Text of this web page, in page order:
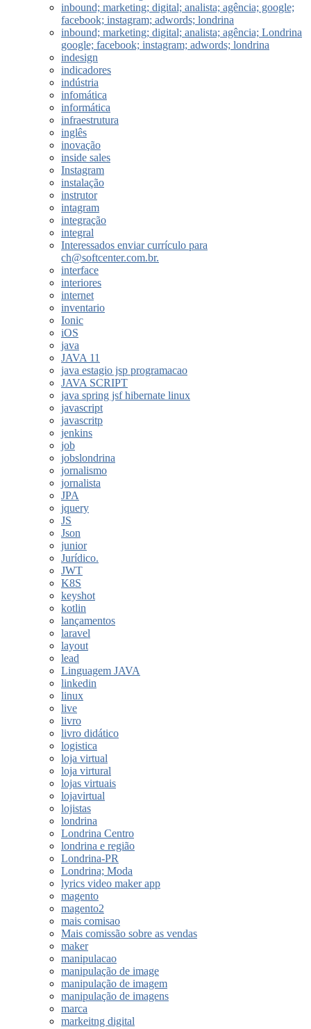
inbound; marketing; digital; analista; agência; google;
facebook; instagram; adwords; londrina
inbound; marketing; digital; analista; agência; Londrina
google; facebook; instagram; adwords; londrina
indesign
indicadores
indústria
infomática
informática
infraestrutura
inglês
inovação
inside sales
Instagram
instalação
instrutor
intagram
integração
integral
Interessados enviar currículo para
ch@softcenter.com.br.
interface
interiores
internet
inventario
Ionic
iOS
java
JAVA 11
java estagio jsp programacao
JAVA SCRIPT
java spring jsf hibernate linux
javascript
javascritp
jenkins
job
jobslondrina
jornalismo
jornalista
JPA
jquery
JS
Json
junior
Jurídico.
JWT
K8S
keyshot
kotlin
lançamentos
laravel
layout
lead
Linguagem JAVA
linkedin
linux
live
livro
livro didático
logistica
loja virtual
loja virtural
lojas virtuais
lojavirtual
lojistas
londrina
Londrina Centro
londrina e região
Londrina-PR
Londrina; Moda
lyrics video maker app
magento
magento2
mais comisao
Mais comissão sobre as vendas
maker
manipulacao
manipulação de image
manipulação de imagem
manipulação de imagens
marca
markeitng digital